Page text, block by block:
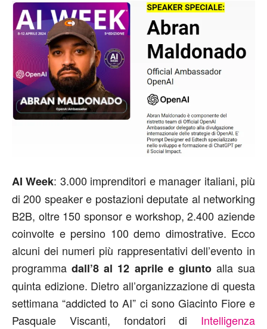
AI Week: 3.000 imprenditori e manager italiani, più
di 200 speaker e postazioni deputate al networking
B2B, oltre 150 sponsor e workshop, 2.400 aziende
coinvolte e persino 100 demo dimostrative. Ecco
alcuni dei numeri più rappresentativi dell’evento in
programmadall’8 al 12 aprile e giuntoalla sua
quinta edizione. Dietro all’organizzazione di questa
settimana “addicted to AI” ci sono Giacinto Fiore e
Pasquale Viscanti, fondatori di Intelligenza